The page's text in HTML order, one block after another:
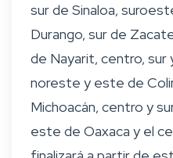
sur de Sinaloa,
Durango, sur de
de Nayarit, centro, sur
noreste y este de
Michoacán, centro y
este de Oaxaca y el